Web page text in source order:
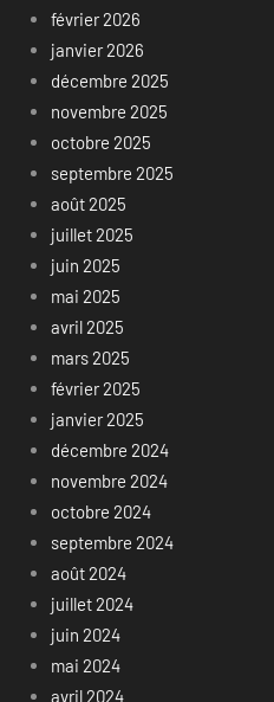
février 2026
janvier 2026
décembre 2025
novembre 2025
octobre 2025
septembre 2025
août 2025
juillet 2025
juin 2025
mai 2025
avril 2025
mars 2025
février 2025
janvier 2025
décembre 2024
novembre 2024
octobre 2024
septembre 2024
août 2024
juillet 2024
juin 2024
mai 2024
avril 2024